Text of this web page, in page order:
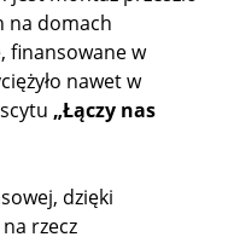
na domach
finansowane w
nawet w
„Łączy nas
dzięki
rzecz